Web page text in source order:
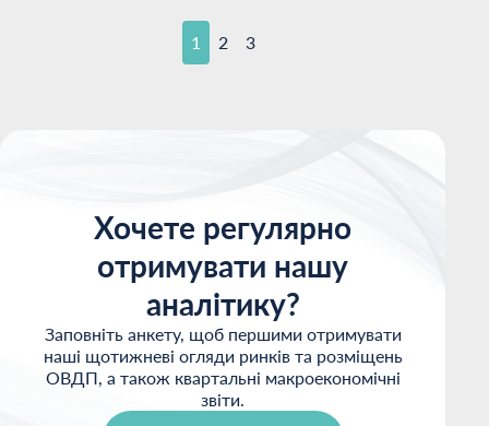
1 2 3
Хочете регулярно
отримувати нашу
аналітику?
Заповніть анкету, щоб першими отримувати
наші щотижневі огляди ринків та розміщень
ОВДП, а також квартальні макроекономічні
звіти.